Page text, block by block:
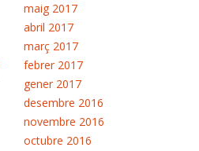
maig 2017
abril 2017
març 2017
febrer 2017
gener 2017
desembre 2016
novembre 2016
octubre 2016